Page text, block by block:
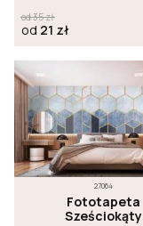
od35zł
od 21 zł
27064
Fototapeta
Sześciokąty